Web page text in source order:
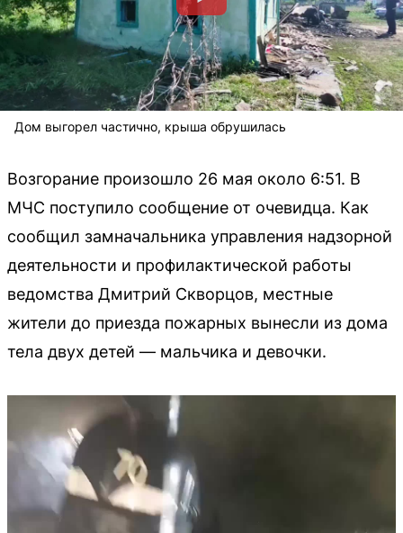
Дом выгорел частично, крыша обрушилась
Возгорание произошло 26 мая около 6:51. В
МЧС поступило сообщение от очевидца. Как
сообщил замначальника управления надзорной
деятельности и профилактической работы
ведомства Дмитрий Скворцов, местные
жители до приезда пожарных вынесли из дома
тела двух детей — мальчика и девочки.